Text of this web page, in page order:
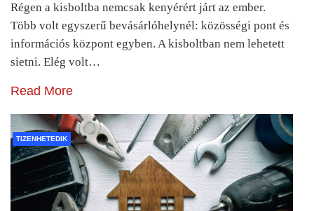
Régen a kisboltba nemcsak kenyérért járt az ember.
Több volt egyszerű bevásárlóhelynél: közösségi pont és
információs központ egyben. A kisboltban nem lehetett
sietni. Elég volt…
Read More
TIZENHETEDIK